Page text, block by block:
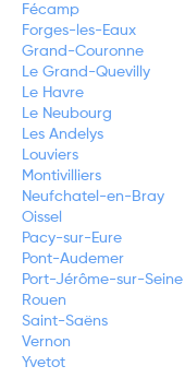
Fécamp
Forges-les-Eaux
Grand-Couronne
Le Grand-Quevilly
Le Havre
Le Neubourg
Les Andelys
Louviers
Montivilliers
Neufchatel-en-Bray
Oissel
Pacy-sur-Eure
Pont-Audemer
Port-Jérôme-sur-Seine
Rouen
Saint-Saëns
Vernon
Yvetot